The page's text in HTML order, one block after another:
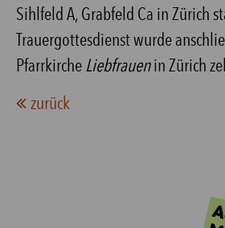
Sihlfeld A, Grabfeld Ca in Zürich
Trauergottesdienst wurde
Pfarrkirche Liebfrauenin Zürich
zurück